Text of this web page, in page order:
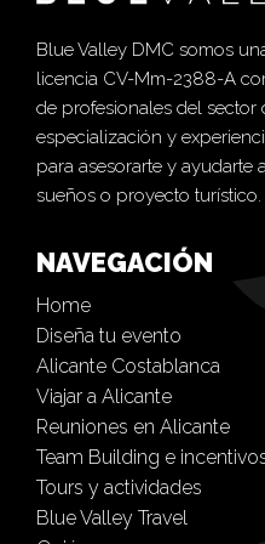
Blue Valley DMC somos
licencia CV-Mm-2388-A
de profesionales del sector
especialización y
para asesorarte y ayudarte
sueños o proyecto turístico.
NAVEGACIÓN
Home
Diseña tu evento
Alicante Costablanca
Viajar a Alicante
Reuniones en Alicante
Team Building e
Tours y actividades
Blue Valley Travel